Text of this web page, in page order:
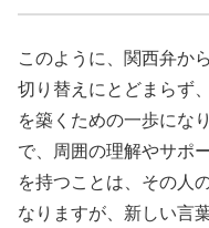
このように、関西弁か
切り替えにとどまらず
を築くための一歩にな
で、周囲の理解やサポ
を持つことは、その人
なりますが、新しい言